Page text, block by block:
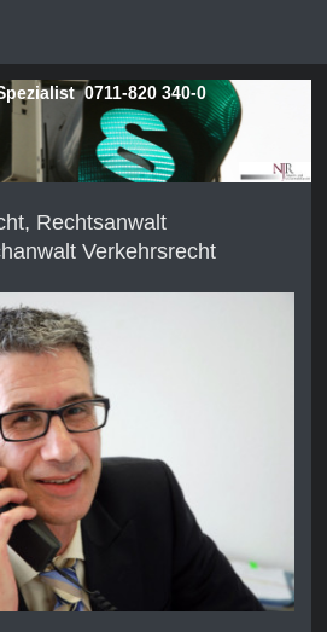
0711-820 340-0
Rechtsanwalt
Verkehrsrecht